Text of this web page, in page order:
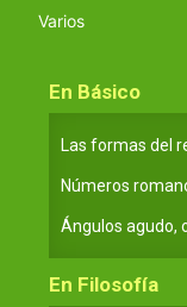
Varios
En Básico
Las formas del
Números
Ángulos agudo,
En Filosofía